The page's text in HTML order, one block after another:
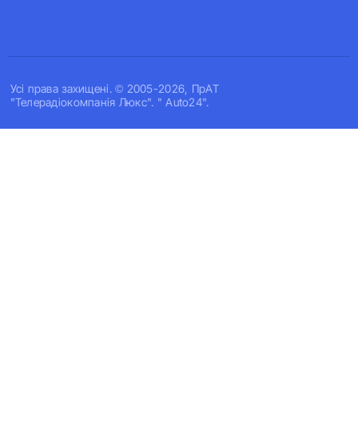
Усi права захищенi. © 2005-2026, ПрАТ
"Телерадіокомпанія Люкс". " Auto24".